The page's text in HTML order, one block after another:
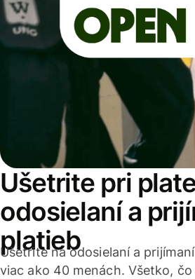
Ušetrite pri
odosielaní a
platieb
Ušetrite na odosielaní a
viac ako 40 menách. Všetko,